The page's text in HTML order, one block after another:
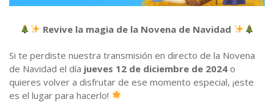
Órganos de Administración y Control
Simulador de Crédito
Revive la magia de la Novena de Navidad
Si te perdiste nuestra transmisión en directo de la Novena
de Navidad el día jueves 12 de diciembre de 2024 o
quieres volver a disfrutar de ese momento especial, ¡este
es el lugar para hacerlo!